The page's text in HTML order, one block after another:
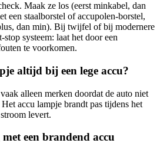
Maak ze los (eerst minkabel, dan
een staalborstel of accupolen-borstel,
dan min). Bij twijfel of bij modernere
stop systeem: laat het door een
te voorkomen.
altijd bij een lege accu?
alleen merken doordat de auto niet
accu lampje brandt pas tijdens het
levert.
een brandend accu